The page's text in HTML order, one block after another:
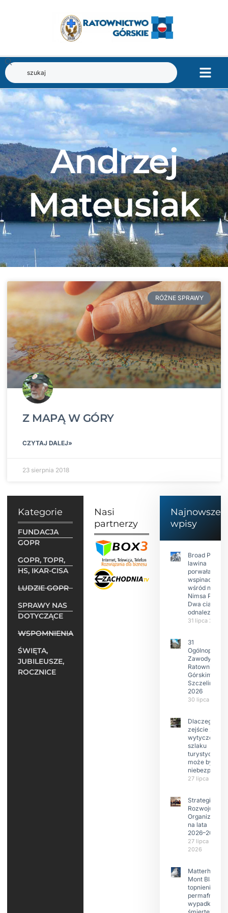
Andrzej
Mateusiak
RÓŻNE SPRAWY
Z MAPĄ W GÓRY
CZYTAJ DALEJ»
23 sierpnia 2018
Kategorie
FUNDACJA
GOPR
GOPR, TOPR,
HS, IKAR-CISA
LUDZIE GOPR
SPRAWY NAS
DOTYCZĄCE
WSPOMNIENIA
ŚWIĘTA,
JUBILEUSZE,
ROCZNICE
Nasi
partnerzy
Najnowsze
wpisy
Broad Peak:
lawina
porwała 10
wspinaczy,
wśród nich
Nimsa Purję.
Dwa ciała
odnalezione.
31 lipca 2026
31
Ogólnopolskie
Zawody w
Ratownictwie
Górskim –
Szczeliniec
2026
30 lipca 2026
Dlaczego
zejście z
wytyczonego
szlaku
może być
27 lipca 2026
Strategia
Rozwoju
Organizacji
na lata
2026–2029
27 lipca
2026
Matterhorn i
Mont Blanc:
topnienie
permafrost,
wypadki